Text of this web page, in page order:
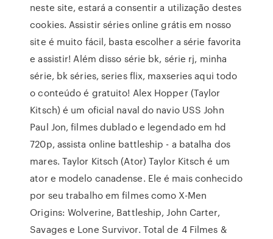
neste site, estará a consentir a utilização destes
cookies. Assistir séries online grátis em nosso
site é muito fácil, basta escolher a série favorita
e assistir! Além disso série bk, série rj, minha
série, bk séries, series flix, maxseries aqui todo
o conteúdo é gratuito! Alex Hopper (Taylor
Kitsch) é um oficial naval do navio USS John
Paul Jon, filmes dublado e legendado em hd
720p, assista online battleship - a batalha dos
mares. Taylor Kitsch (Ator) Taylor Kitsch é um
ator e modelo canadense. Ele é mais conhecido
por seu trabalho em filmes como X-Men
Origins: Wolverine, Battleship, John Carter,
Savages e Lone Survivor. Total de 4 Filmes &